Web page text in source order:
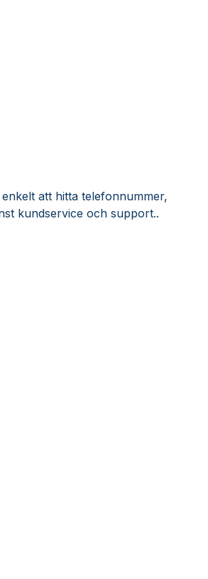
att hitta telefonnummer,
kundservice och support..